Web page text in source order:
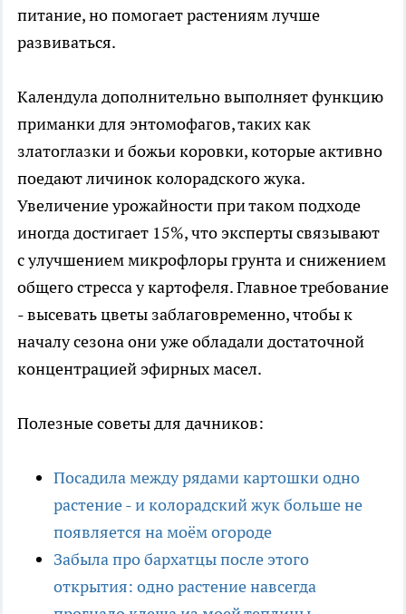
питание, но помогает растениям лучше
развиваться.
Календула дополнительно выполняет функцию
приманки для энтомофагов, таких как
златоглазки и божьи коровки, которые активно
поедают личинок колорадского жука.
Увеличение урожайности при таком подходе
иногда достигает 15%, что эксперты связывают
с улучшением микрофлоры грунта и снижением
общего стресса у картофеля. Главное требование
- высевать цветы заблаговременно, чтобы к
началу сезона они уже обладали достаточной
концентрацией эфирных масел.
Полезные советы для дачников:
Посадила между рядами картошки одно
растение - и колорадский жук больше не
появляется на моём огороде
Забыла про бархатцы после этого
открытия: одно растение навсегда